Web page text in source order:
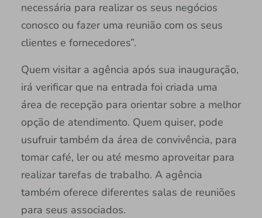
necessária para realizar os seus negócios
conosco ou fazer uma reunião com os seus
clientes e fornecedores”.
Quem visitar a agência após sua inauguração,
irá verificar que na entrada foi criada uma
área de recepção para orientar sobre a melhor
opção de atendimento. Quem quiser, pode
usufruir também da área de convivência, para
tomar café, ler ou até mesmo aproveitar para
realizar tarefas de trabalho. A agência
também oferece diferentes salas de reuniões
para seus associados.